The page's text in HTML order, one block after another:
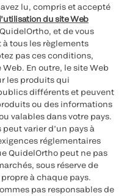
lu, compris et accepté
du site Web
et de vous
tous les règlements
pas ces conditions,
En outre, le site Web
les produits qui
différents et peuvent
ou des informations
valables dans votre pays.
varier d’un pays à
réglementaires
QuidelOrtho peut ne pas
sous réserve de
à chaque pays.
pas responsables de